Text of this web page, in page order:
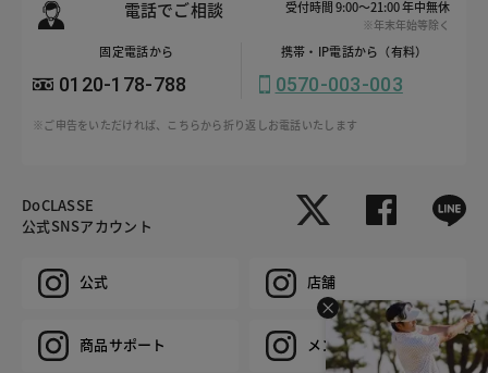
電話でご相談 受付時間 9:00～21:00 年中無休
※年末年始等除く
固定電話から
0120-178-788
携帯・IP電話から（有料）
0570-003-003
※ご申告をいただければ、こちらから折り返しお電話いたします
DoCLASSE
公式SNSアカウント
公式 店舗
商品サポート メンズ